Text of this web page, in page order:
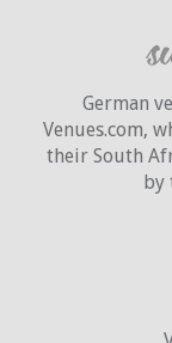
German
Venues.com,
their South
by